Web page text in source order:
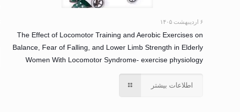
۶ اردیبهشت ۱۴۰۵
The Effect of Locomotor Training and Aerobic Exercises on
Balance, Fear of Falling, and Lower Limb Strength in Elderly
Women With Locomotor Syndrome- exercise physiology
اطلاعات بیشتر